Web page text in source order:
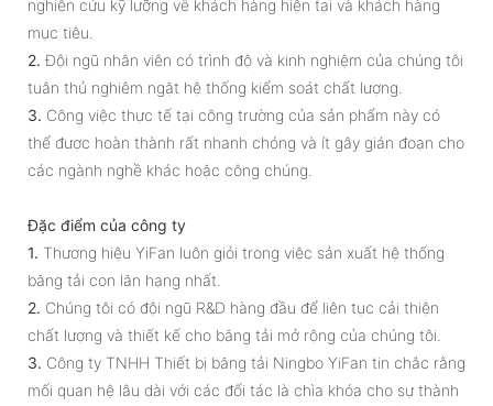
nghiên cứu kỹ lưỡng về khách hàng hiện tại và khách hàng
mục tiêu.
2. Đội ngũ nhân viên có trình độ và kinh nghiệm của chúng tôi
tuân thủ nghiêm ngặt hệ thống kiểm soát chất lượng.
3. Công việc thực tế tại công trường của sản phẩm này có
thể được hoàn thành rất nhanh chóng và ít gây gián đoạn cho
các ngành nghề khác hoặc công chúng.
Đặc điểm của công ty
1. Thương hiệu YiFan luôn giỏi trong việc sản xuất hệ thống
băng tải con lăn hạng nhất.
2. Chúng tôi có đội ngũ R&D hàng đầu để liên tục cải thiện
chất lượng và thiết kế cho băng tải mở rộng của chúng tôi.
3. Công ty TNHH Thiết bị băng tải Ningbo YiFan tin chắc rằng
mối quan hệ lâu dài với các đối tác là chìa khóa cho sự thành